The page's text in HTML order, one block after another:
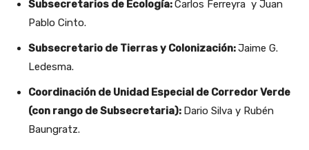
Subsecretarios de Ecología:Carlos Ferreyra y Juan
Pablo Cinto.
Subsecretario de Tierras y Colonización:Jaime G.
Ledesma.
Coordinación de Unidad Especial de Corredor Verde
(con rango de Subsecretaria): Dario Silva y Rubén
Baungratz.